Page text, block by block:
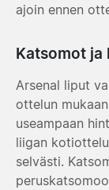
ajoin ennen
Katsomot ja
Arsenal liput
ottelun
useampaan
liigan
selvästi.